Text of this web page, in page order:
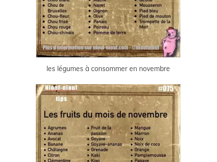
les légumes à consommer en novembre